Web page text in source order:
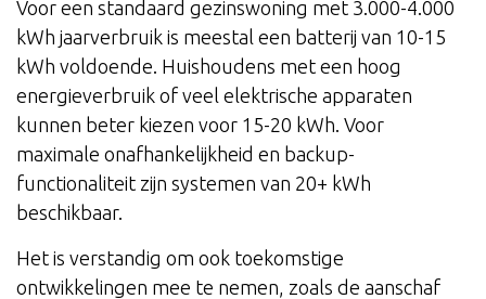
Voor een standaard gezinswoning met 3.000-4.000
kWh jaarverbruik is meestal een batterij van 10-15
kWh voldoende. Huishoudens met een hoog
energieverbruik of veel elektrische apparaten
kunnen beter kiezen voor 15-20 kWh. Voor
maximale onafhankelijkheid en backup-
functionaliteit zijn systemen van 20+ kWh
beschikbaar.
Het is verstandig om ook toekomstige
ontwikkelingen mee te nemen, zoals de aanschaf